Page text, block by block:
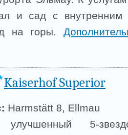
и сад с внутренним
на горы.
Kaiserhof Superior
Harmstätt 8, Ellmau
улучшенный 5-